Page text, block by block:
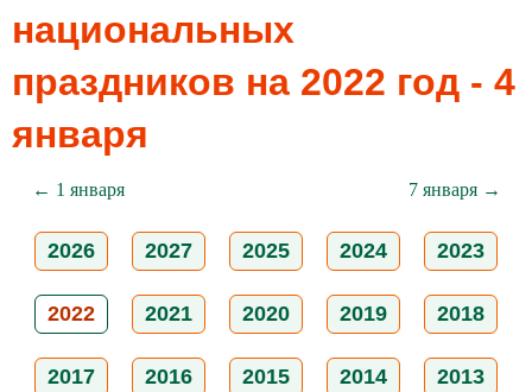
национальных
праздников на 2022 год - 4
января
← 1 января 7 января →
2026 2027 2025 2024 2023
2022 2021 2020 2019 2018
2017 2016 2015 2014 2013